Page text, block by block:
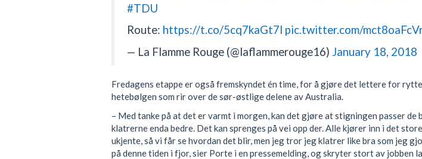
#TDU
Route: https://t.co/5cq7kaGt7l pic.twitter.com/
— La Flamme Rouge (@laflammerouge16) January 18, 2018
Fredagens etappe er også fremskyndet én time, for å gjøre det lettere for
hetebølgen som rir over de sør-østlige delene av Australia.
– Med tanke på at det er varmt i morgen, kan det gjøre at stigningen passer de
klatrerne enda bedre. Det kan sprenges på vei opp der. Alle kjører inn i det store
ukjente, så vi får se hvordan det blir, men jeg tror jeg klatrer like bra som jeg
på denne tiden i fjor, sier Porte i en pressemelding, og skryter stort av jobben